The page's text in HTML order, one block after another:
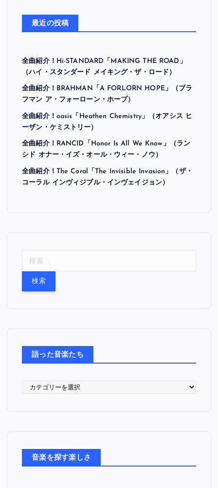
最近の投稿
全曲紹介！Hi-STANDARD「MAKING THE ROAD」
（ハイ・スタンダード メイキング・ザ・ロード）
全曲紹介！BRAHMAN「A FORLORN HOPE」（ブラ
フマン ア・フォーローン・ホープ）
全曲紹介！oasis「Heathen Chemistry」（オアシス ヒ
ーザン・ケミストリー）
全曲紹介！RANCID「Honor Is All We Know」（ラン
シド オナー・イズ・オール・ウィー・ノウ）
全曲紹介！The Coral「The Invisible Invasion」（ザ・
コーラル インヴィジブル・インヴェイジョン）
語った音楽たち
音楽を探す楽しさ